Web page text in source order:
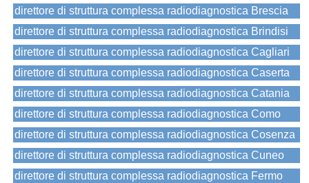
direttore di struttura complessa radiodiagnostica Brescia
direttore di struttura complessa radiodiagnostica Brindisi
direttore di struttura complessa radiodiagnostica Cagliari
direttore di struttura complessa radiodiagnostica Caserta
direttore di struttura complessa radiodiagnostica Catania
direttore di struttura complessa radiodiagnostica Como
direttore di struttura complessa radiodiagnostica Cosenza
direttore di struttura complessa radiodiagnostica Cuneo
direttore di struttura complessa radiodiagnostica Fermo